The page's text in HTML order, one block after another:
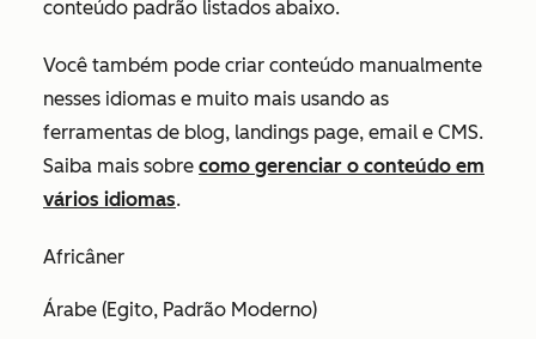
conteúdo padrão listados abaixo.
Você também pode criar conteúdo manualmente
nesses idiomas e muito mais usando as
ferramentas de blog, landings page, email e CMS.
Saiba mais sobre como gerenciar o conteúdo em
vários idiomas.
Africâner
Árabe (Egito, Padrão Moderno)